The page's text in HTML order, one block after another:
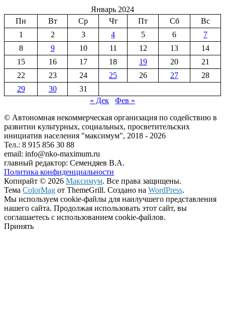
Январь 2024
Пн
Вт Ср Чт Пт Сб
Вс
1
2 3 4 5 6
7
8
9 10 11 12 13
14
15
16 17 18 19 20
21
22
23 24 25 26 27
28
29
30
31
« Дек
Фев »
© Автономная некоммерческая организация по содействию в
развитии культурных, социальных, просветительских
инициатив населения "максимум", 2018 - 2026
Тел.: 8 915 856 30 88
email: info@nko-maximum.ru
главный редактор: Семендяев В.А.
Политика конфиденциальности
Копирайт © 2026 Максимум. Все права защищены.
Тема ColorMag от ThemeGrill. Создано на WordPress.
Мы используем cookie-файлы для наилучшего представления
нашего сайта. Продолжая использовать этот сайт, вы
соглашаетесь с использованием cookie-файлов.
Принять